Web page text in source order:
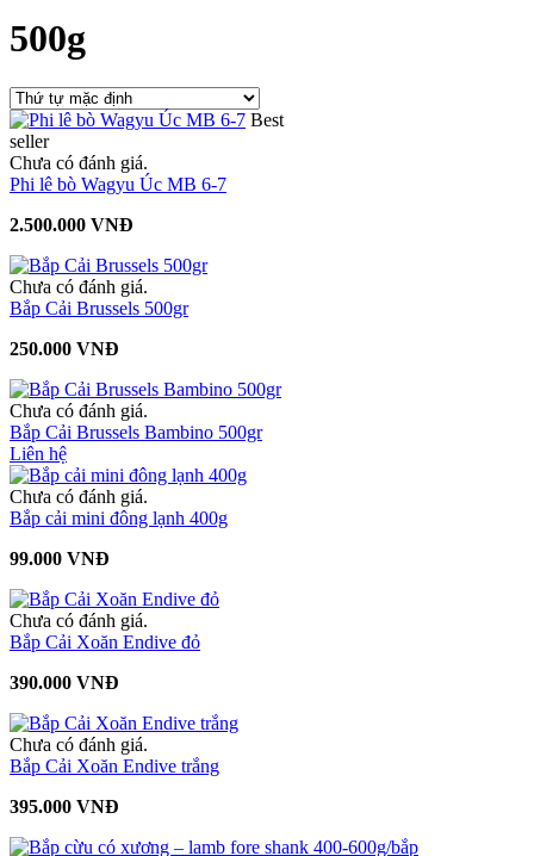
500g
Best
seller
Chưa có đánh giá.
Phi lê bò Wagyu Úc MB 6-7
2.500.000 VNĐ
Chưa có đánh giá.
Bắp Cải Brussels 500gr
250.000 VNĐ
Chưa có đánh giá.
Bắp Cải Brussels Bambino 500gr
Liên hệ
Chưa có đánh giá.
Bắp cải mini đông lạnh 400g
99.000 VNĐ
Chưa có đánh giá.
Bắp Cải Xoăn Endive đỏ
390.000 VNĐ
Chưa có đánh giá.
Bắp Cải Xoăn Endive trắng
395.000 VNĐ